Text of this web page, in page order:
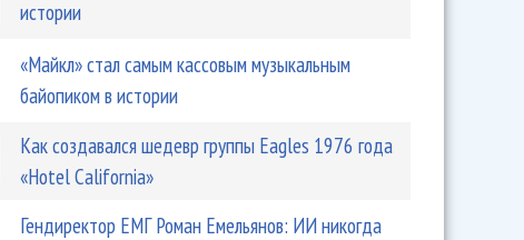
истории
«Майкл» стал самым кассовым музыкальным
байопиком в истории
Как создавался шедевр группы Eagles 1976 года
«Hotel California»
Гендиректор ЕМГ Роман Емельянов: ИИ никогда